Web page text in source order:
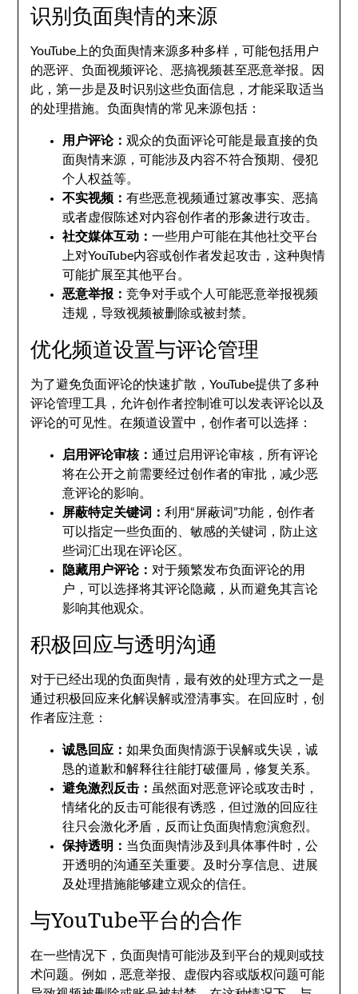
识别负面舆情的来源
YouTube上的负面舆情来源多种多样，可能包括用户
的恶评、负面视频评论、恶搞视频甚至恶意举报。因
此，第一步是及时识别这些负面信息，才能采取适当
的处理措施。负面舆情的常见来源包括：
用户评论： 观众的负面评论可能是最直接的负
面舆情来源，可能涉及内容不符合预期、侵犯
个人权益等。
不实视频：有些恶意视频通过篡改事实、恶搞
或者虚假陈述对内容创作者的形象进行攻击。
社交媒体互动：一些用户可能在其他社交平台
上对YouTube内容或创作者发起攻击，这种舆情
可能扩展至其他平台。
恶意举报：竞争对手或个人可能恶意举报视频
违规，导致视频被删除或被封禁。
优化频道设置与评论管理
为了避免负面评论的快速扩散，YouTube提供了多种
评论管理工具，允许创作者控制谁可以发表评论以及
评论的可见性。在频道设置中，创作者可以选择：
启用评论审核：通过启用评论审核，所有评论
将在公开之前需要经过创作者的审批，减少恶
意评论的影响。
屏蔽特定关键词：利用“屏蔽词”功能，创作者
可以指定一些负面的、敏感的关键词，防止这
些词汇出现在评论区。
隐藏用户评论： 对于频繁发布负面评论的用
户，可以选择将其评论隐藏，从而避免其言论
影响其他观众。
积极回应与透明沟通
对于已经出现的负面舆情，最有效的处理方式之一是
通过积极回应来化解误解或澄清事实。在回应时，创
作者应注意：
诚恳回应：如果负面舆情源于误解或失误，诚
恳的道歉和解释往往能打破僵局，修复关系。
避免激烈反击： 虽然面对恶意评论或攻击时，
情绪化的反击可能很有诱惑，但过激的回应往
往只会激化矛盾，反而让负面舆情愈演愈烈。
保持透明： 当负面舆情涉及到具体事件时，公
开透明的沟通至关重要。及时分享信息、进展
及处理措施能够建立观众的信任。
与YouTube平台的合作
在一些情况下，负面舆情可能涉及到平台的规则或技
术问题。例如，恶意举报、虚假内容或版权问题可能